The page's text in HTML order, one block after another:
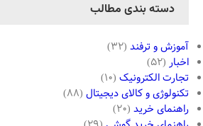
دسته بندی مطالب
آموزش و ترفند (32)
اخبار (52)
تجارت الکترونیک (10)
تکنولوژی و کالای دیجیتال (88)
راهنمای خرید (20)